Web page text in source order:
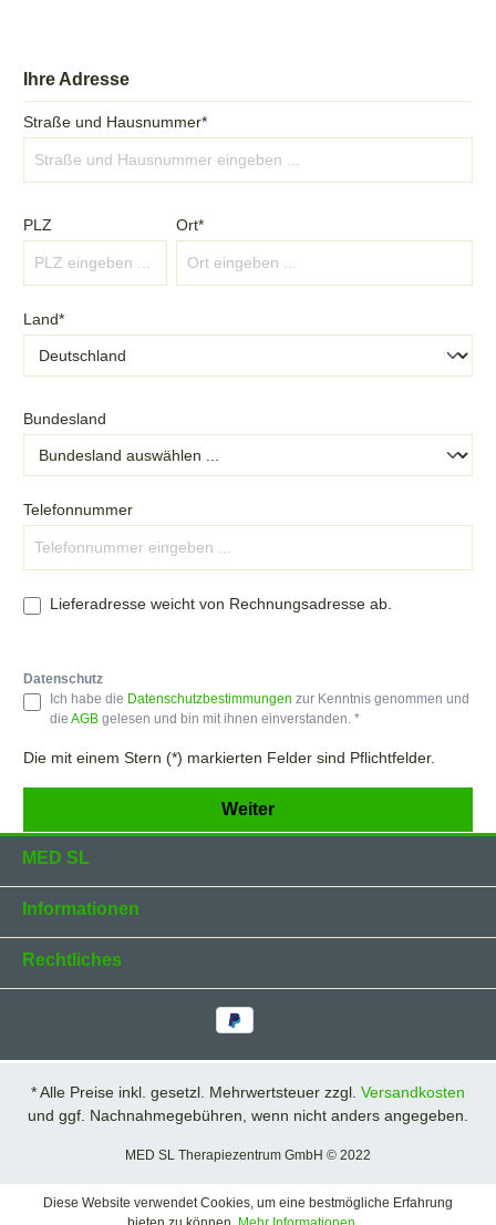
Ihre Adresse
Straße und Hausnummer*
PLZ Ort*
Land*
Bundesland
Telefonnummer
Lieferadresse weicht von Rechnungsadresse ab.
Datenschutz
Ich habe die Datenschutzbestimmungen zur Kenntnis genommen und
die AGB gelesen und bin mit ihnen einverstanden. *
Die mit einem Stern (*) markierten Felder sind Pflichtfelder.
Weiter
MED SL
Informationen
Rechtliches
* Alle Preise inkl. gesetzl. Mehrwertsteuer zzgl. Versandkosten
und ggf. Nachnahmegebühren, wenn nicht anders angegeben.
MED SL Therapiezentrum GmbH © 2022
Diese Website verwendet Cookies, um eine bestmögliche Erfahrung